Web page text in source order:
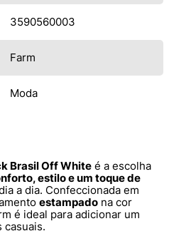
3590560003
Farm
Moda
Brasil Off White é a escolha
estilo e um toque de
a dia. Confeccionada em
estampado na cor
é ideal para adicionar um
casuais.